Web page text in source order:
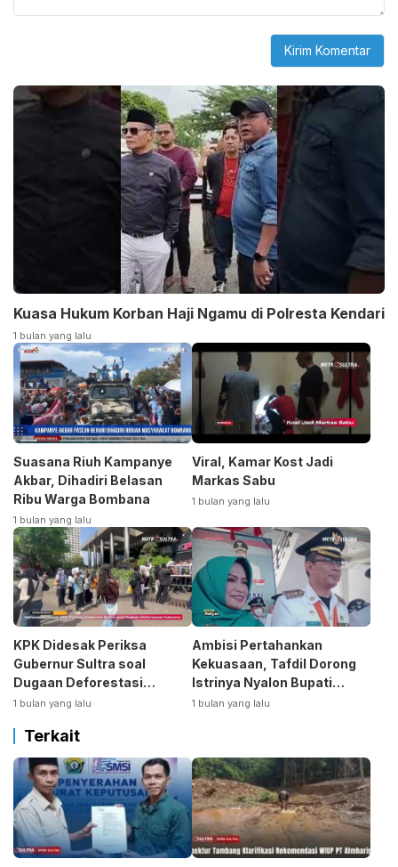
Kuasa Hukum Korban Haji Ngamu di Polresta Kendari
1 bulan yang lalu
Suasana Riuh Kampanye
Akbar, Dihadiri Belasan
Ribu Warga Bombana
1 bulan yang lalu
Viral, Kamar Kost Jadi
Markas Sabu
1 bulan yang lalu
KPK Didesak Periksa
Gubernur Sultra soal
Dugaan Deforestasi
Kabaen
1 bulan yang lalu
Ambisi Pertahankan
Kekuasaan, Tafdil Dorong
Istrinya Nyalon Bupati
Bombana
1 bulan yang lalu
Terkait